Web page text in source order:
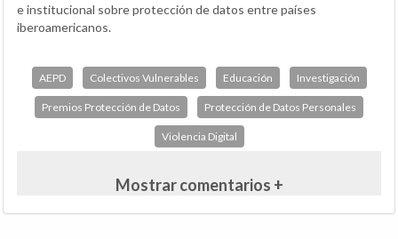
e institucional sobre protección de datos entre países
iberoamericanos.
AEPD Colectivos Vulnerables Educación Investigación
Premios Protección de Datos Protección de Datos Personales
Violencia Digital
Mostrar comentarios +